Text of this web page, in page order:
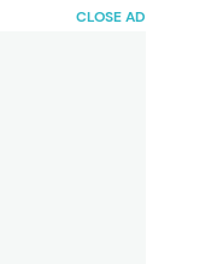
CLOSE AD